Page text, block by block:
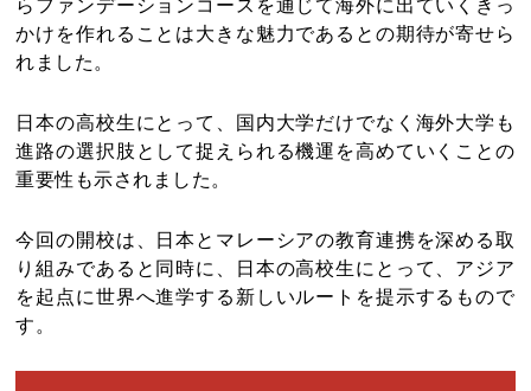
らファンデーションコースを通じて海外に出ていくきっ
かけを作れることは大きな魅力であるとの期待が寄せら
れました。
日本の高校生にとって、国内大学だけでなく海外大学も
進路の選択肢として捉えられる機運を高めていくことの
重要性も示されました。
今回の開校は、日本とマレーシアの教育連携を深める取
り組みであると同時に、日本の高校生にとって、アジア
を起点に世界へ進学する新しいルートを提示するもので
す。